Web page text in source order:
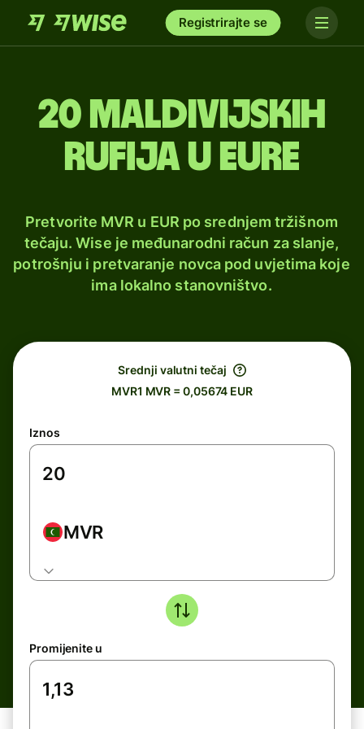
Registrirajte se
20 maldivijskih
rufija u eure
Pretvorite MVR u EUR po srednjem tržišnom
tečaju. Wise je međunarodni račun za slanje,
potrošnju i pretvaranje novca pod uvjetima koje
ima lokalno stanovništvo.
Srednji valutni tečaj
MVR1 MVR = 0,05674 EUR
Iznos
MVR
Promijenite u